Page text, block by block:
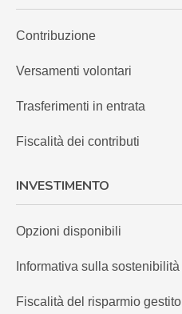
Contribuzione
Versamenti volontari
Trasferimenti in entrata
Fiscalità dei contributi
INVESTIMENTO
Opzioni disponibili
Informativa sulla sostenibilità
Fiscalità del risparmio gestito